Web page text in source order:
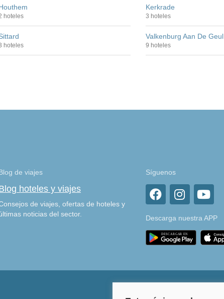
hoteles
Kerkrade
3 hoteles
hoteles
Valkenburg Aan De Geul
9 hoteles
de viajes
hoteles y viajes
de viajes, ofertas de hoteles y
noticias del sector.
Síguenos
Descarga nuestra APP